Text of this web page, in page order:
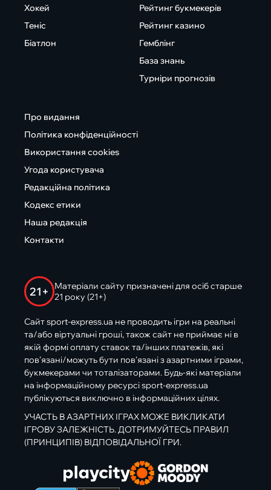
Хокей
Теніс
Біатлон
Рейтинг букмекерів
Рейтинг казино
Гемблінг
База знань
Турніри прогнозів
Про видання
Політика конфіденційності
Використання cookies
Угода користувача
Редакційна політика
Кодекс етики
Наша редакція
Контакти
21+
Матеріали сайту призначені для осіб старше
21 року (21+)
Сайт sport-express.ua не проводить ігри на реальні
та/або віртуальні гроші, також сайт не приймає ні в
якій формі оплату ставок та/інших платежів, які
пов’язані/можуть бути пов’язані з азартними іграми,
букмекерами чи тоталізаторами. Будь-які матеріали
на інформаційному ресурсі sport-express.ua
публікуються виключно в інформаційних цілях.
УЧАСТЬ В АЗАРТНИХ ІГРАХ МОЖЕ ВИКЛИКАТИ
ІГРОВУ ЗАЛЕЖНІСТЬ. ДОТРИМУЙТЕСЬ ПРАВИЛ
(ПРИНЦИПІВ) ВІДПОВІДАЛЬНОЇ ГРИ.